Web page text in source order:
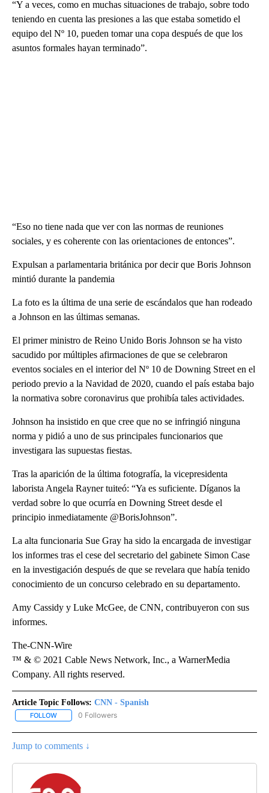
“Y a veces, como en muchas situaciones de trabajo, sobre todo
teniendo en cuenta las presiones a las que estaba sometido el
equipo del Nº 10, pueden tomar una copa después de que los
asuntos formales hayan terminado”.
“Eso no tiene nada que ver con las normas de reuniones
sociales, y es coherente con las orientaciones de entonces”.
Expulsan a parlamentaria británica por decir que Boris Johnson
mintió durante la pandemia
La foto es la última de una serie de escándalos que han rodeado
a Johnson en las últimas semanas.
El primer ministro de Reino Unido Boris Johnson se ha visto
sacudido por múltiples afirmaciones de que se celebraron
eventos sociales en el interior del Nº 10 de Downing Street en el
periodo previo a la Navidad de 2020, cuando el país estaba bajo
la normativa sobre coronavirus que prohibía tales actividades.
Johnson ha insistido en que cree que no se infringió ninguna
norma y pidió a uno de sus principales funcionarios que
investigara las supuestas fiestas.
Tras la aparición de la última fotografía, la vicepresidenta
laborista Angela Rayner tuiteó: “Ya es suficiente. Díganos la
verdad sobre lo que ocurría en Downing Street desde el
principio inmediatamente @BorisJohnson”.
La alta funcionaria Sue Gray ha sido la encargada de investigar
los informes tras el cese del secretario del gabinete Simon Case
en la investigación después de que se revelara que había tenido
conocimiento de un concurso celebrado en su departamento.
Amy Cassidy y Luke McGee, de CNN, contribuyeron con sus
informes.
The-CNN-Wire
™ & © 2021 Cable News Network, Inc., a WarnerMedia
Company. All rights reserved.
Article Topic Follows: CNN - Spanish
FOLLOW FOLLOW "CNN - SPANISH" TO RECEIVE NOTIFICATIONS ABOUT
0 Followers
Jump to comments ↓